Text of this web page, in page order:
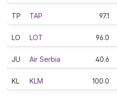
TP TAP 97.1
LO LOT 96.0
JU Air Serbia 40.6
KL KLM 100.0